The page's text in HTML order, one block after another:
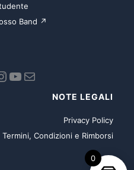
Band ↗
YouTube
Email
NOTE LEGALI
Privacy Policy
Termini, Condizioni e Rimborsi
0